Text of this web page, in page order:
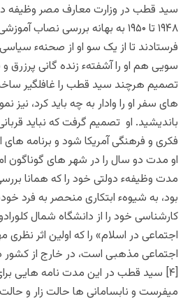
سید قطب در وزارت معارف مصر وظیفه
۱۹۴۸ تا ۱۹۵۰ به بهانه بررسی نصاب
فرستادند تا از یک سو او از صحنهء
سویی هم او را آشفتهء زنده گانی پرزرق و
تصميم هرچند سید قطب را غافلگیر
های سفر او را وادار به چه باید کرد، نیز
باندیشید. او تصمیم گرفت که نباید
فکری و فرهنگی آمریکا شود و برنامه های
او مدت دو سال را در شهر های گوناگون
مدت وظیفهء دولتی خود را که همانا
بود، به شیوهء ابتکاری منحصر به فرد
کارشناسی خود را از دانشگاه شمال
اجتماعی در اسلام» را که اولین اثر نظری
[۴] سید قطب در این مدت نامه هایی
میفرست و نابسامانی ها حالت زار و